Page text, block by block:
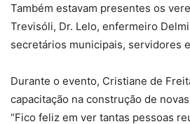
Também estavam presentes os
Trevisóli, Dr. Lelo, enfermeiro
secretários municipais, servidores
Durante o evento, Cristiane de
capacitação na construção de
“Fico feliz em ver tantas pessoas